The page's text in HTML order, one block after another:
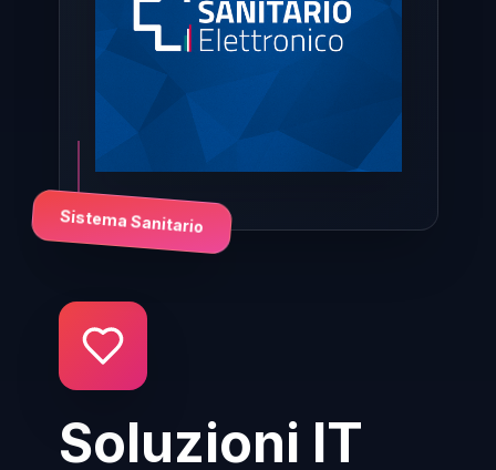
Soluzioni IT
Sistema Sanitario